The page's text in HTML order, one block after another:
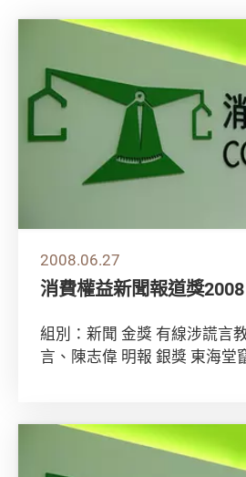
2008.06.27
消費權益新聞報道獎
組別：新聞 金獎 有線涉謊言
言、陳志偉 明報 銀獎 東海堂